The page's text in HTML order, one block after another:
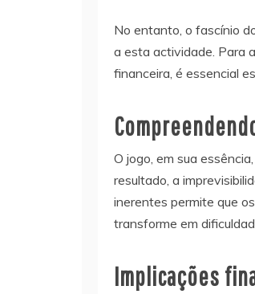
No entanto, o fascínio
a esta actividade. Para
financeira, é essencial
O jogo, em sua
resultado, a
inerentes permite que
transforme em
Implicações